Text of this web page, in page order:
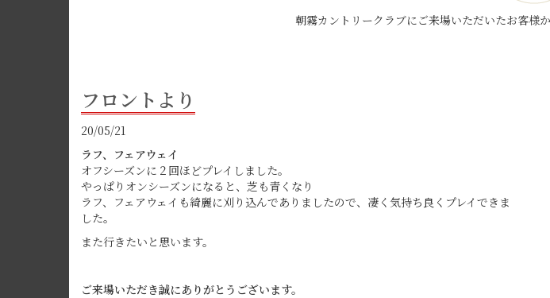
朝霧カントリークラブにご来場いただいたお客様
フロントより
20/05/21
ラフ、フェアウェイ
オフシーズンに２回ほどプレイしました。
やっぱりオンシーズンになると、芝も青くなり
ラフ、フェアウェイも綺麗に刈り込んでありましたので、凄く気持ち良くプレイできま
した。
また行きたいと思います。
ご来場いただき誠にありがとうございます。